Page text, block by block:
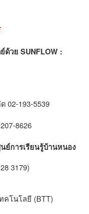
ด้วย SUNFLOW :
02-193-5539
8626
ย์การเรียนรู้บ้านหนอง
3179)
โนโลยี (BTT)